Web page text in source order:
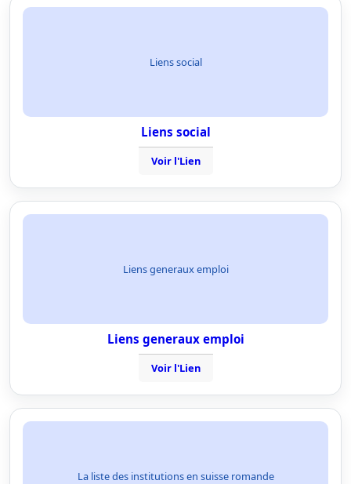
Liens social
Liens social
Voir l'Lien
Liens generaux emploi
Liens generaux emploi
Voir l'Lien
La liste des institutions en suisse romande